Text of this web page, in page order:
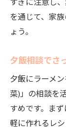
すぎに注意し
を通じて、家
ょう。
夕飯相談でさ
夕飯にラーメ
菜)」の相談を
すめです。ま
軽に作れるレ